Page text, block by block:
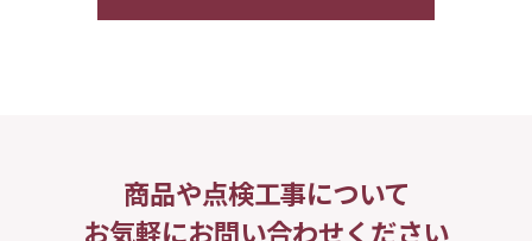
商品や点検工事について
お気軽にお問い合わせください